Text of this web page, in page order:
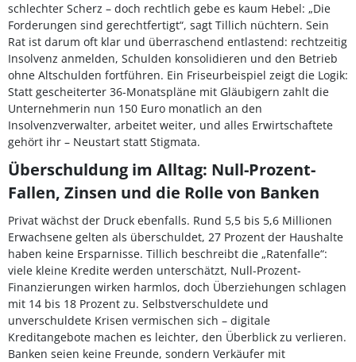
schlechter Scherz – doch rechtlich gebe es kaum Hebel: „Die
Forderungen sind gerechtfertigt“, sagt Tillich nüchtern. Sein
Rat ist darum oft klar und überraschend entlastend: rechtzeitig
Insolvenz anmelden, Schulden konsolidieren und den Betrieb
ohne Altschulden fortführen. Ein Friseurbeispiel zeigt die Logik:
Statt gescheiterter 36-Monatspläne mit Gläubigern zahlt die
Unternehmerin nun 150 Euro monatlich an den
Insolvenzverwalter, arbeitet weiter, und alles Erwirtschaftete
gehört ihr – Neustart statt Stigmata.
Überschuldung im Alltag: Null-Prozent-
Fallen, Zinsen und die Rolle von Banken
Privat wächst der Druck ebenfalls. Rund 5,5 bis 5,6 Millionen
Erwachsene gelten als überschuldet, 27 Prozent der Haushalte
haben keine Ersparnisse. Tillich beschreibt die „Ratenfalle“:
viele kleine Kredite werden unterschätzt, Null-Prozent-
Finanzierungen wirken harmlos, doch Überziehungen schlagen
mit 14 bis 18 Prozent zu. Selbstverschuldete und
unverschuldete Krisen vermischen sich – digitale
Kreditangebote machen es leichter, den Überblick zu verlieren.
Banken seien keine Freunde, sondern Verkäufer mit